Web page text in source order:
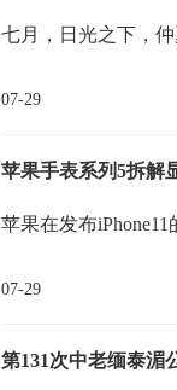
七月，日光之下，
07-29
苹果手表系列5拆解
苹果在发布
07-29
第131次中老缅泰湄